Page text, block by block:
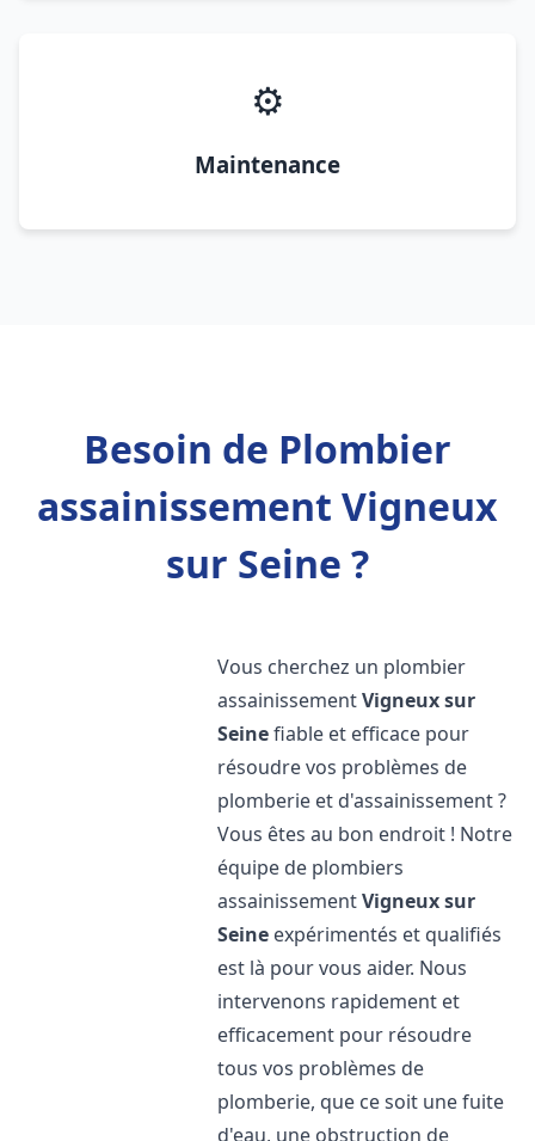
⚙️
Maintenance
Besoin de Plombier
assainissement Vigneux
sur Seine ?
Vous cherchez un plombier
assainissementVigneux sur
Seinefiable et efficace pour
résoudre vos problèmes de
plomberie et d'assainissement ?
Vous êtes au bon endroit ! Notre
équipe de plombiers
assainissementVigneux sur
Seine expérimentés et qualifiés
est là pour vous aider. Nous
intervenons rapidement et
efficacement pour résoudre
tous vos problèmes de
plomberie, que ce soit une fuite
d'eau, une obstruction de